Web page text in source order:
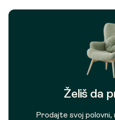
Želiš da
Prodajte svoj